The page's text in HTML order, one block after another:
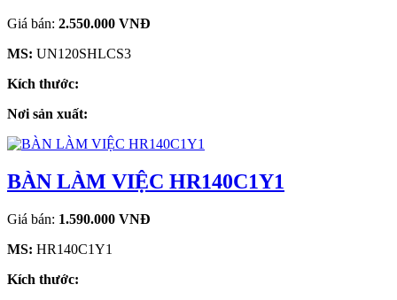
Giá bán: 2.550.000 VNĐ
MS: UN120SHLCS3
Kích thước:
Nơi sản xuất:
BÀN LÀM VIỆC HR140C1Y1
Giá bán: 1.590.000 VNĐ
MS: HR140C1Y1
Kích thước: